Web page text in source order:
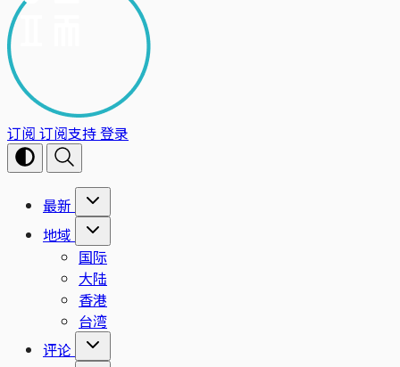
订阅 订阅支持登录
最新
地域
国际
大陆
香港
台湾
评论